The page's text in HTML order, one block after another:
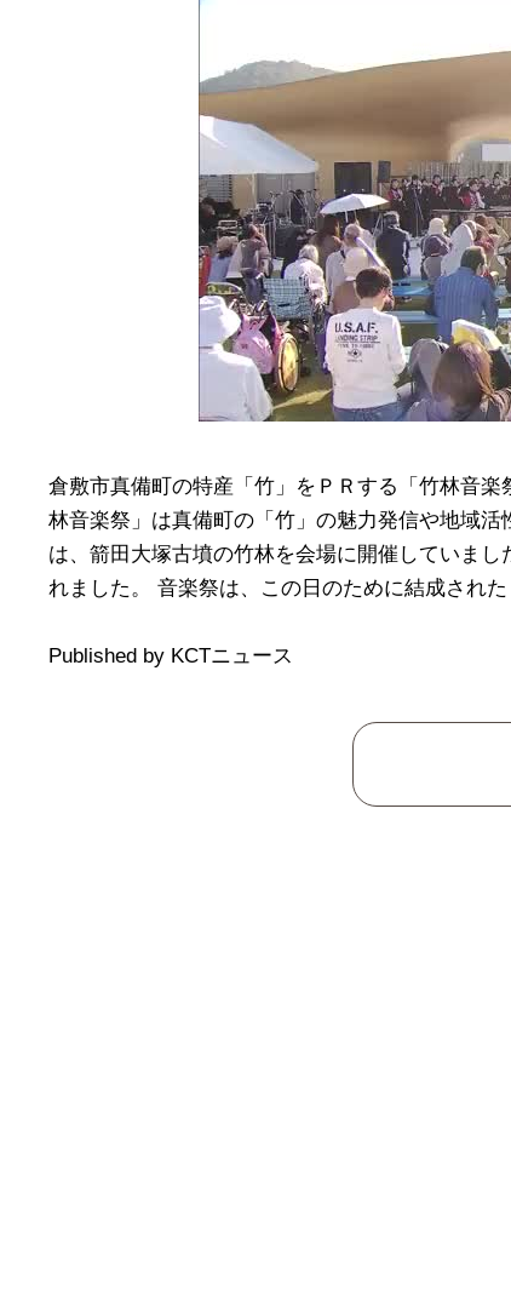
倉敷市真備町の特産「竹」をＰＲする「竹林音
林音楽祭」は真備町の「竹」の魅力発信や地域
は、箭田大塚古墳の竹林を会場に開催していま
れました。 音楽祭は、この日のために結成され
Published by KCTニュース